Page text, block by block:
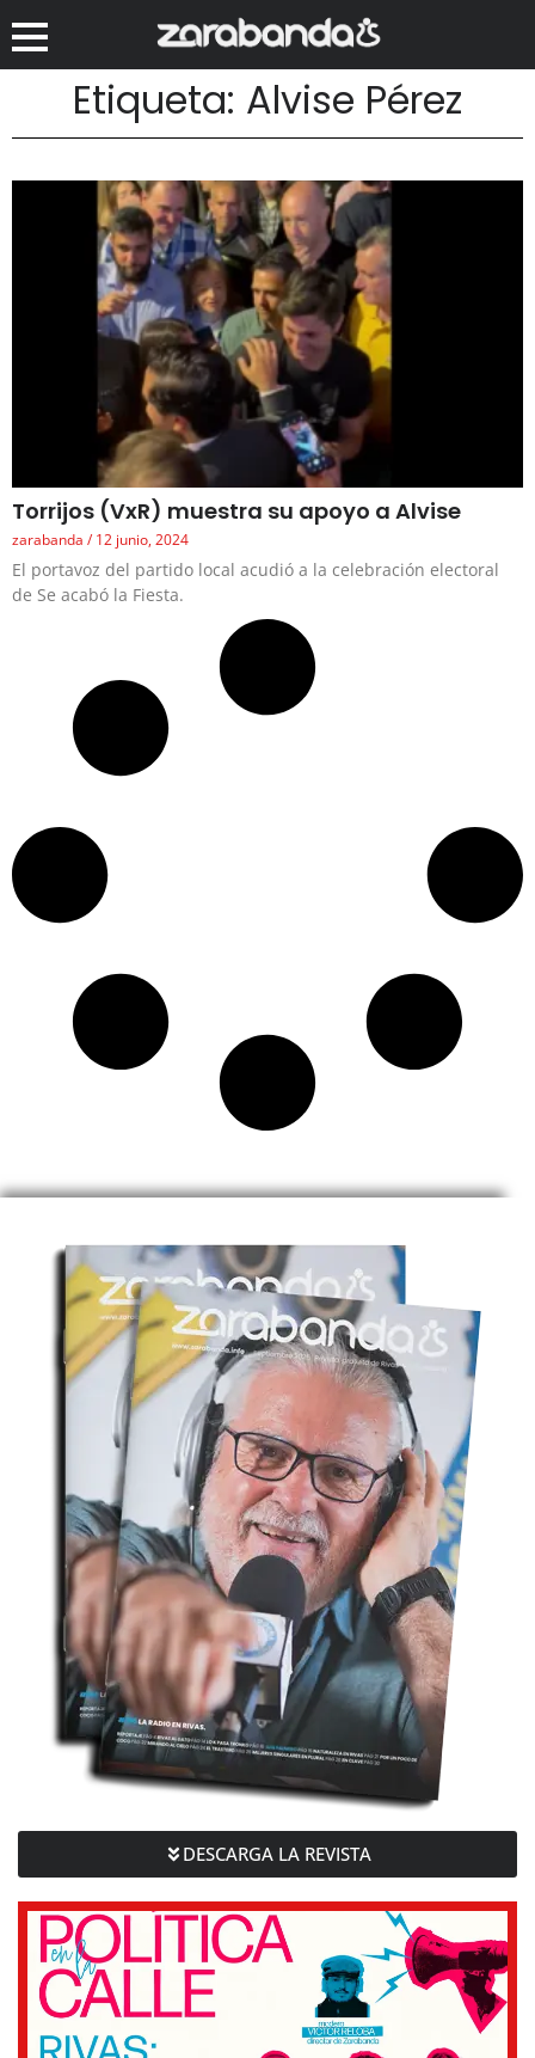
Etiqueta: Alvise Pérez
Torrijos (VxR) muestra su apoyo a Alvise
zarabanda 12 junio, 2024
El portavoz del partido local acudió a la celebración electoral
de Se acabó la Fiesta.
DESCARGA LA REVISTA